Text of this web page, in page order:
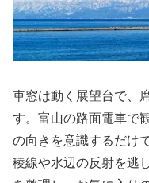
車窓は動く展望台で、
す。富山の路面電車で
の向きを意識するだけ
稜線や水辺の反射を逃